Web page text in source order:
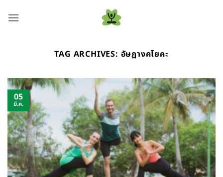
TAG ARCHIVES: อัษฏางคโยคะ
05
มี.ค.